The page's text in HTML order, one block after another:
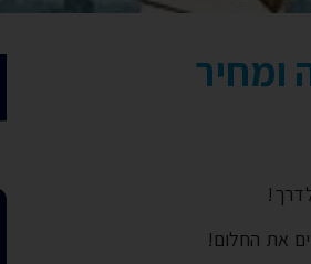
ומחיר
את החלום!